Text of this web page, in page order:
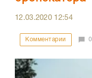
12.03.2020 12:54
Комментарии 0